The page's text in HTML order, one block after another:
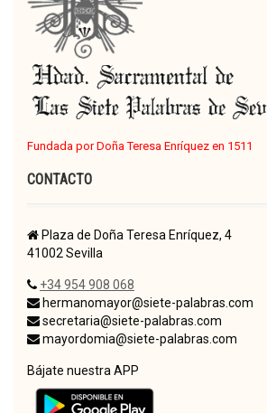
Fundada por Doña Teresa Enríquez en 1511
CONTACTO
Plaza de Doña Teresa Enríquez, 4
41002 Sevilla
+34 954 908 068
hermanomayor@siete-palabras.com
secretaria@siete-palabras.com
mayordomia@siete-palabras.com
Bájate nuestra APP